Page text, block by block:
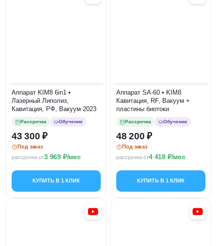
Аппарат KIM8 6in1 •
Лазерный Липолиз,
Кавитация, РФ, Вакуум 2023
Рассрочка Обучение
43 300
Под заказ
рассрочка от3 969 /мес
КУПИТЬ В 1 КЛИК
Аппарат SA-60 • KIM8
Кавитация, RF, Вакуум +
пластины биотоки
Рассрочка Обучение
48 200
Под заказ
рассрочка от4 418 /мес
КУПИТЬ В 1 КЛИК